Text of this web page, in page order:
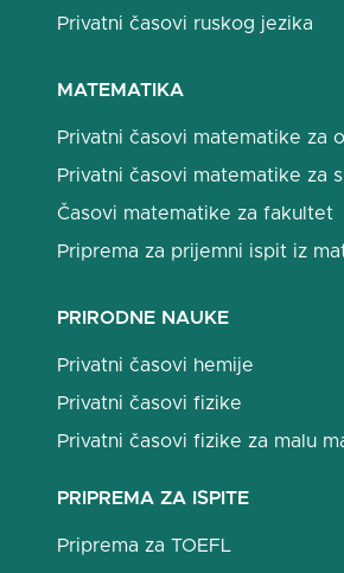
Privatni časovi ruskog jezika
MATEMATIKA
Privatni časovi matematike za
Privatni časovi matematike za
Časovi matematike za fakultet
Priprema za prijemni ispit iz
PRIRODNE NAUKE
Privatni časovi hemije
Privatni časovi fizike
Privatni časovi fizike za malu
PRIPREMA ZA ISPITE
Priprema za TOEFL